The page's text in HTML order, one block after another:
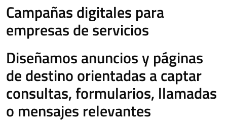
Campañas digitales para
empresas de servicios
Diseñamos anuncios y páginas
de destino orientadas a captar
consultas, formularios, llamadas
o mensajes relevantes